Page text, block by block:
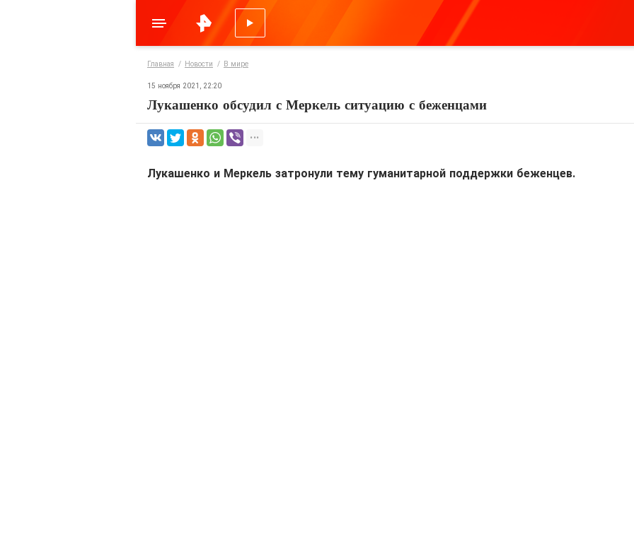
Главная Новости В мире
15 ноября 2021, 22:20
Лукашенко обсудил с Меркель ситуацию с беженцами
Лукашенко и Меркель затронули тему гуманитарной поддержки беженцев.